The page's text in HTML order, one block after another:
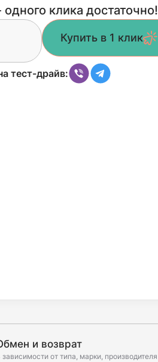
клика достаточно!
Купить в 1 клик
тест-драйв:
и возврат
зависимости от типа, марки, производителя